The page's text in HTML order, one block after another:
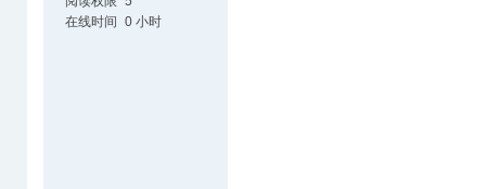
在线时间 0 小时